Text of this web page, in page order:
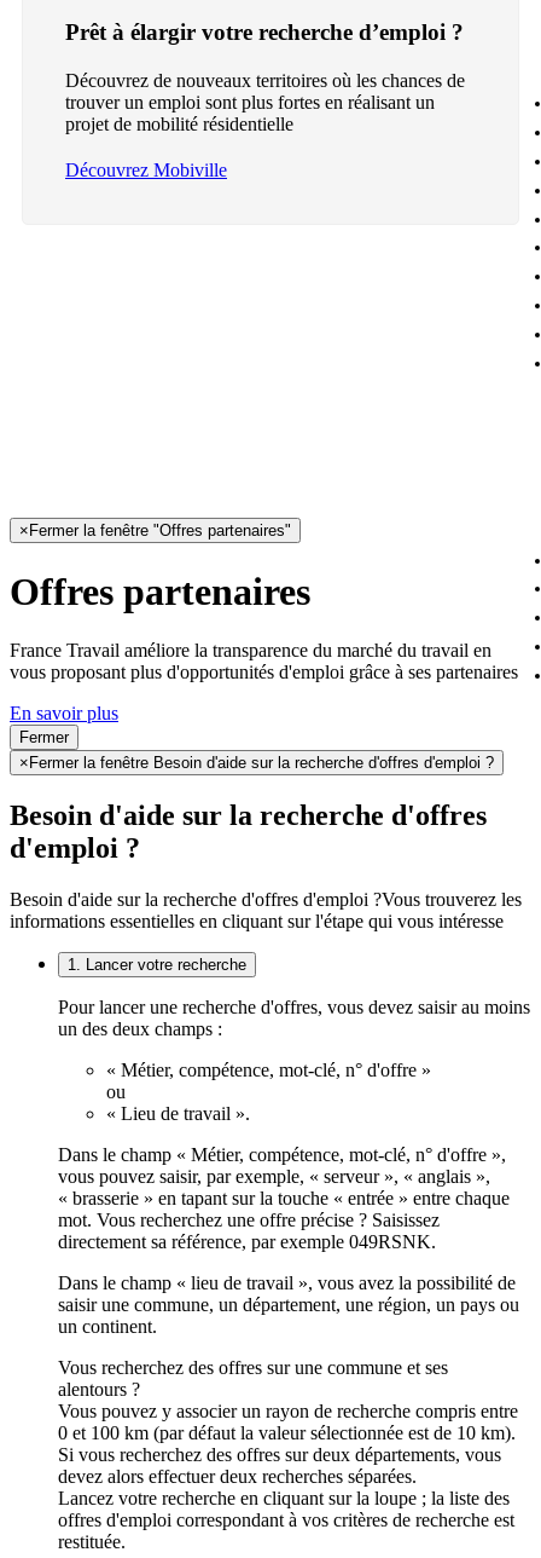
Prêt à élargir votre recherche d’emploi ?
Découvrez de nouveaux territoires où les chances de
trouver un emploi sont plus fortes en réalisant un
projet de mobilité résidentielle
Découvrez Mobiville
× Fermer la fenêtre "Offres partenaires"
Offres partenaires
France Travail améliore la transparence du marché du travail en
vous proposant plus d'opportunités d'emploi grâce à ses partenaires
En savoir plus
Fermer
× Fermer la fenêtre Besoin d'aide sur la recherche d'offres d'emploi ?
Besoin d'aide sur la recherche d'offres
d'emploi ?
Besoin d'aide sur la recherche d'offres d'emploi ?Vous trouverez les
informations essentielles en cliquant sur l'étape qui vous intéresse
1. Lancer votre recherche
Pour lancer une recherche d'offres, vous devez saisir au moins
un des deux champs :
« Métier, compétence, mot-clé, n° d'offre »
ou
« Lieu de travail ».
Dans le champ « Métier, compétence, mot-clé, n° d'offre »,
vous pouvez saisir, par exemple, « serveur », « anglais »,
« brasserie » en tapant sur la touche « entrée » entre chaque
mot. Vous recherchez une offre précise ? Saisissez
directement sa référence, par exemple 049RSNK.
Dans le champ « lieu de travail », vous avez la possibilité de
saisir une commune, un département, une région, un pays ou
un continent.
Vous recherchez des offres sur une commune et ses
alentours ?
Vous pouvez y associer un rayon de recherche compris entre
0 et 100 km (par défaut la valeur sélectionnée est de 10 km).
Si vous recherchez des offres sur deux départements, vous
devez alors effectuer deux recherches séparées.
Lancez votre recherche en cliquant sur la loupe ; la liste des
offres d'emploi correspondant à vos critères de recherche est
restituée.